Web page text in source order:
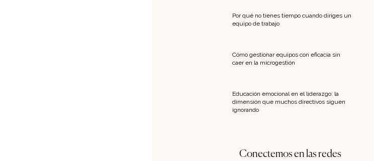
Por qué no tienes tiempo cuando diriges un
equipo de trabajo
Cómo gestionar equipos con eficacia sin
caer en la microgestión
Educación emocional en el liderazgo: la
dimensión que muchos directivos siguen
ignorando
Conectemos en las redes